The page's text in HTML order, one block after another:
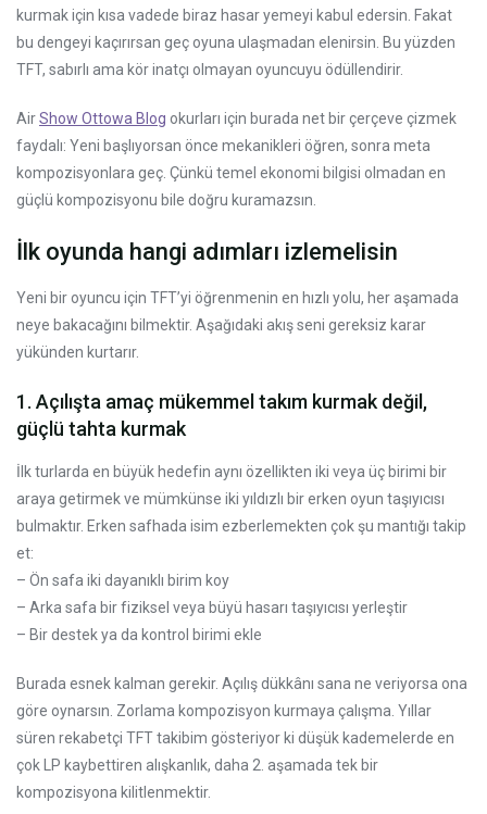
kurmak için kısa vadede biraz hasar yemeyi kabul edersin. Fakat
bu dengeyi kaçırırsan geç oyuna ulaşmadan elenirsin. Bu yüzden
TFT, sabırlı ama kör inatçı olmayan oyuncuyu ödüllendirir.
AirShow Ottowa Blog okurları için burada net bir çerçeve çizmek
faydalı: Yeni başlıyorsan önce mekanikleri öğren, sonra meta
kompozisyonlara geç. Çünkü temel ekonomi bilgisi olmadan en
güçlü kompozisyonu bile doğru kuramazsın.
İlk oyunda hangi adımları izlemelisin
Yeni bir oyuncu için TFT’yi öğrenmenin en hızlı yolu, her aşamada
neye bakacağını bilmektir. Aşağıdaki akış seni gereksiz karar
yükünden kurtarır.
1. Açılışta amaç mükemmel takım kurmak değil,
güçlü tahta kurmak
İlk turlarda en büyük hedefin aynı özellikten iki veya üç birimi bir
araya getirmek ve mümkünse iki yıldızlı bir erken oyun taşıyıcısı
bulmaktır. Erken safhada isim ezberlemekten çok şu mantığı takip
et:
– Ön safa iki dayanıklı birim koy
– Arka safa bir fiziksel veya büyü hasarı taşıyıcısı yerleştir
– Bir destek ya da kontrol birimi ekle
Burada esnek kalman gerekir. Açılış dükkânı sana ne veriyorsa ona
göre oynarsın. Zorlama kompozisyon kurmaya çalışma. Yıllar
süren rekabetçi TFT takibim gösteriyor ki düşük kademelerde en
çok LP kaybettiren alışkanlık, daha 2. aşamada tek bir
kompozisyona kilitlenmektir.